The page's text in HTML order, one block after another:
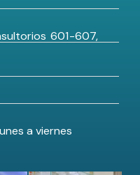
601-607,
a viernes